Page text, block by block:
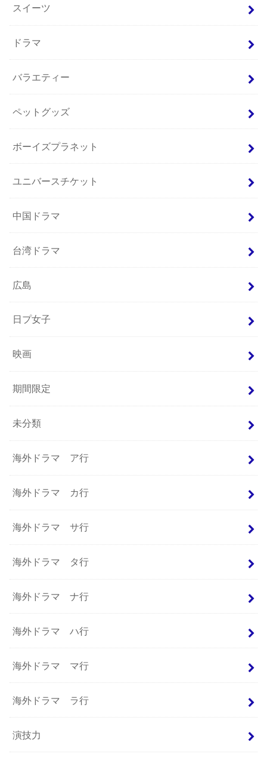
スイーツ
ドラマ
バラエティー
ペットグッズ
ボーイズプラネット
ユニバースチケット
中国ドラマ
台湾ドラマ
広島
日プ女子
映画
期間限定
未分類
海外ドラマ ア行
海外ドラマ カ行
海外ドラマ サ行
海外ドラマ タ行
海外ドラマ ナ行
海外ドラマ ハ行
海外ドラマ マ行
海外ドラマ ラ行
演技力